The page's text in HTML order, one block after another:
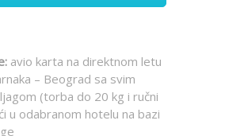
avio karta na direktnom letu
– Beograd sa svim
(torba do 20 kg i ručni
u odabranom hotelu na bazi